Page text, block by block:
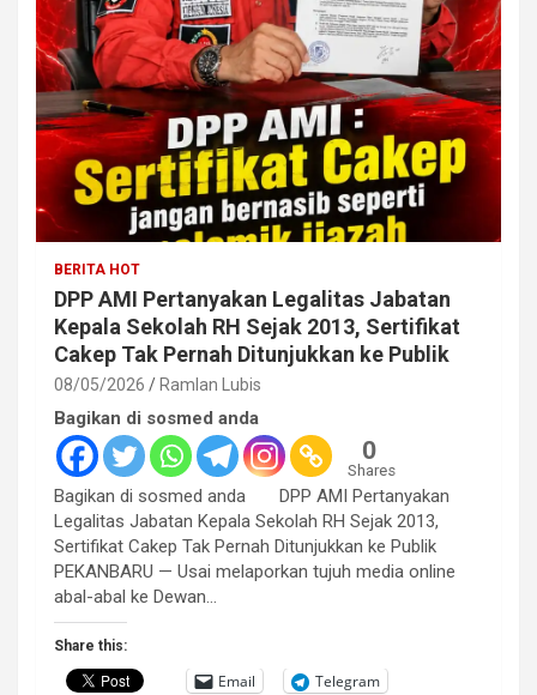
BERITA HOT
DPP AMI Pertanyakan Legalitas Jabatan
Kepala Sekolah RH Sejak 2013, Sertifikat
Cakep Tak Pernah Ditunjukkan ke Publik
08/05/2026 Ramlan Lubis
Bagikan di sosmed anda
0
Shares
Bagikan di sosmed anda DPP AMI Pertanyakan
Legalitas Jabatan Kepala Sekolah RH Sejak 2013,
Sertifikat Cakep Tak Pernah Ditunjukkan ke Publik
PEKANBARU — Usai melaporkan tujuh media online
abal-abal ke Dewan…
Share this:
Email
Telegram